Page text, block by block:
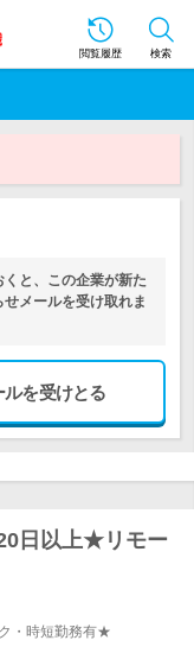
閲覧履歴 検索
と、この企業が新た
メールを受け取れま
を受けとる
日以上★リモー
・時短勤務有★